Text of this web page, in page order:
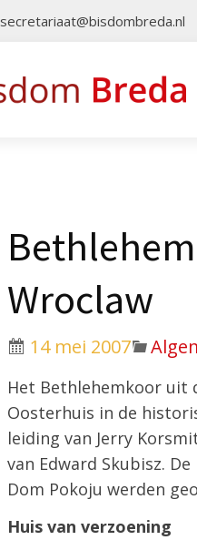
secretariaat@bisdombreda.nl
Wroclaw
14 mei 2007
Het Bethlehemkoor uit
Oosterhuis in de
leiding van Jerry
van Edward Skubisz.
Dom Pokoju werden
Huis van verzoening